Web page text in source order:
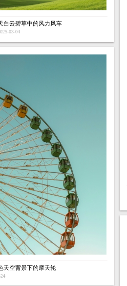
白云碧草中的风力风车
03-04
天空背景下的摩天轮